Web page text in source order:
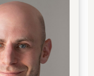
不要急於談論你在
保證，你絞盡腦汁